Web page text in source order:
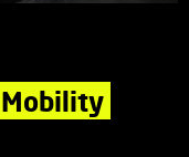
Mobility